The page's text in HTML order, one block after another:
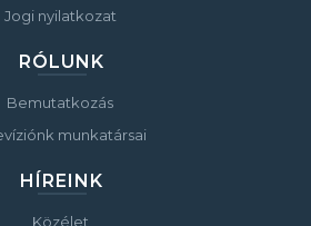
Jogi nyilatkozat
RÓLUNK
Bemutatkozás
munkatársai
HÍREINK
Közélet